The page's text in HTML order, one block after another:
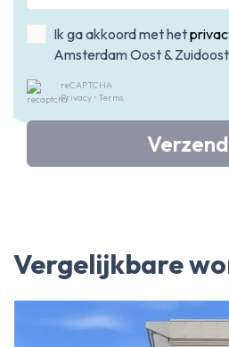
Ik ga akkoord met het
Amsterdam Oost & Zuidoost
reCAPTCHA
Privacy • Terms
Vergelijkbare